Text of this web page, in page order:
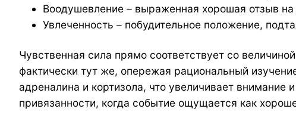
Воодушевление – выраженная хорошая отзыв
Увлеченность – побудительное положение,
Чувственная сила прямо соответствует со
фактически тут же, опережая рациональный
адреналина и кортизола, что увеличивает внимание
привязанности, когда событие ощущается как